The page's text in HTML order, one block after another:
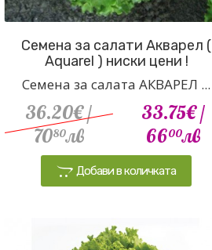
Семена за салати Акварел (
Aquarel ) ниски цени !
Семена за салата АКВАРЕЛ ...
36.20€/
7080лв
33.75€/
6600лв
Добави в количката